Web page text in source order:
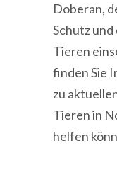
Doberan,
Schutz und
Tieren
finden Sie
zu
Tieren in
helfen